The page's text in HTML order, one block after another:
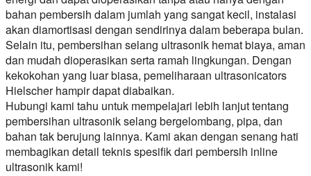
bahan pembersih dalam jumlah yang sangat kecil, instalasi
akan diamortisasi dengan sendirinya dalam beberapa bulan.
Selain itu, pembersihan selang ultrasonik hemat biaya, aman
dan mudah dioperasikan serta ramah lingkungan. Dengan
kekokohan yang luar biasa, pemeliharaan ultrasonicators
Hielscher hampir dapat diabaikan.
Hubungi kami tahu untuk mempelajari lebih lanjut tentang
pembersihan ultrasonik selang bergelombang, pipa, dan
bahan tak berujung lainnya. Kami akan dengan senang hati
membagikan detail teknis spesifik dari pembersih inline
ultrasonik kami!